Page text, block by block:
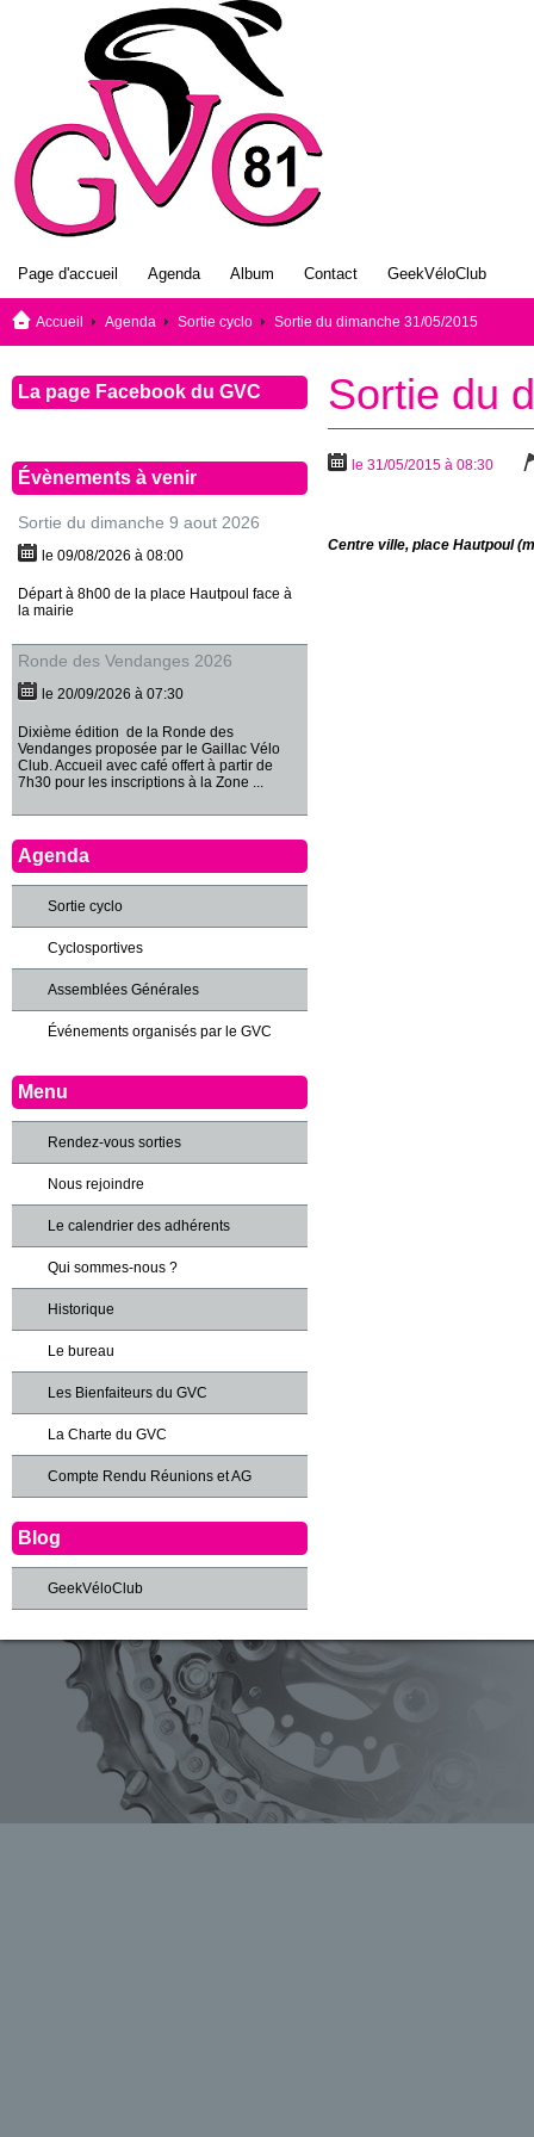
Page d'accueil Agenda Album Contact GeekVéloClub
Accueil Agenda Sortie cyclo Sortie du dimanche 31/05/2015
Sortie du
le 31/05/2015 à 08:30
Centre ville, place Hautpoul
La page Facebook du GVC
Évènements à venir
Sortie du dimanche 9 aout 2026
le 09/08/2026 à 08:00
Départ à 8h00 de la place Hautpoul face à
la mairie
Ronde des Vendanges 2026
le 20/09/2026 à 07:30
Dixième édition de la Ronde des
Vendanges proposée par le Gaillac Vélo
Club. Accueil avec café offert à partir de
7h30 pour les inscriptions à la Zone ...
Agenda
Sortie cyclo
Cyclosportives
Assemblées Générales
Événements organisés par le GVC
Menu
Rendez-vous sorties
Nous rejoindre
Le calendrier des adhérents
Qui sommes-nous ?
Historique
Le bureau
Les Bienfaiteurs du GVC
La Charte du GVC
Compte Rendu Réunions et AG
Blog
GeekVéloClub